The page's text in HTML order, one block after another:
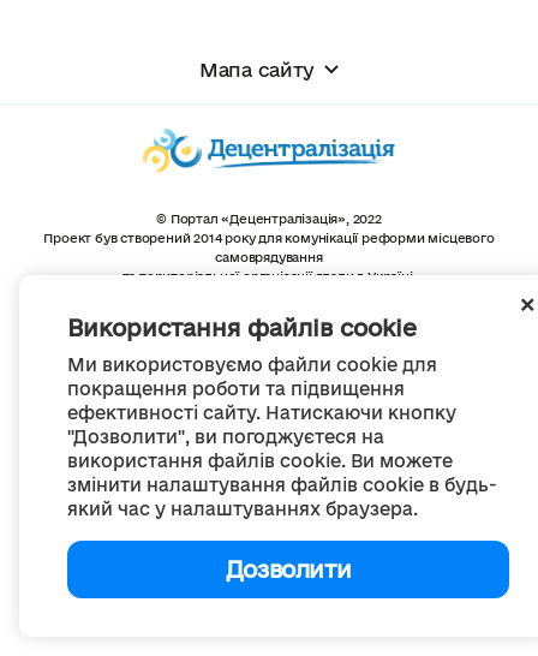
Використання файлів cookie
Ми використовуємо файли cookie для
покращення роботи та підвищення
ефективності сайту. Натискаючи кнопку
"Дозволити", ви погоджуєтеся на
використання файлів cookie. Ви можете
змінити налаштування файлів cookie в будь-
який час у налаштуваннях браузера.
Дозволити
Мапа сайту
© Портал «Децентралізація», 2022
Проект був створений 2014 року для комунікації реформи місцевого
самоврядування
та територіальної організації влади в Україні.
Весь контент доступний за ліцензією
Creative Commons Attribution 4.0 International license,
якщо не зазначено інше